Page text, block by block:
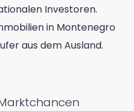
Investoren.
in Montenegro
aus dem Ausland.